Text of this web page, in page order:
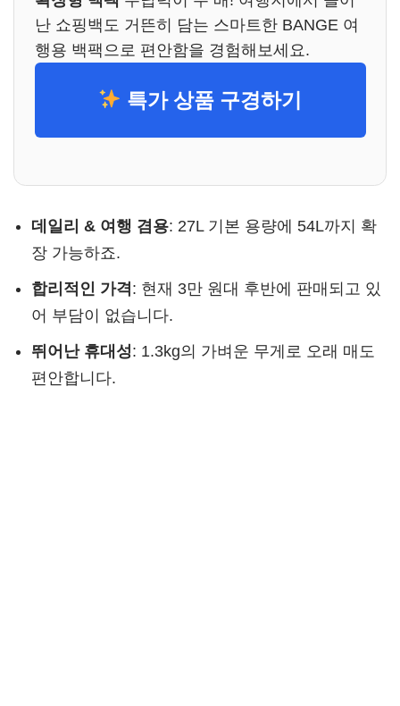
난 쇼핑백도 거뜬히 담는 스마트한 BANGE 여
행용 백팩으로 편안함을 경험해보세요.
특가 상품 구경하기
데일리 & 여행 겸용: 27L 기본 용량에 54L까지 확
장 가능하죠.
합리적인 가격 : 현재 3만 원대 후반에 판매되고 있
어 부담이 없습니다.
뛰어난 휴대성: 1.3kg의 가벼운 무게로 오래 매도
편안합니다.